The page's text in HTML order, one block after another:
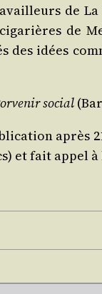
de
de
idées
social
après
et fait appel